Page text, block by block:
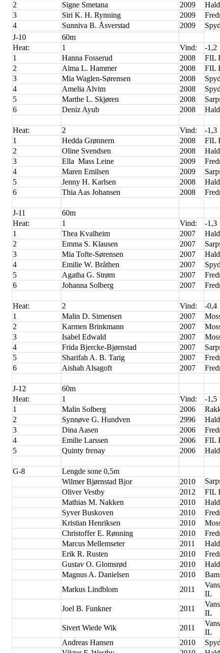
2
Signe Smetana 2009
3
Siri K. H. Rynning 2009
4
Sunniva B. Åsverstad 2009
J-10
60m
Heat:
1 Vind:
-1,2
1
Hanna Fosserud 2008
FIL
2
Alma L. Hammer 2008
FIL
3
Mia Waglen-Sørensen 2008
4
Amelia Alvim 2008
5
Marthe L. Skjøren 2008
6
Deniz Ayub 2008
Heat: 2 Vind:
-1,3
1
Hedda Grønnern 2008
FIL
2
Oline Svendsen 2008
3
Ella Mass Leine 2009
4
Maren Emilsen 2009
5
Jenny H. Karlsen 2008
6
Thia Aas Johansen 2008
J-11
60m
Heat:
1 Vind:
-1,3
1
Thea Kvalheim 2007
2
Emma S. Klausen 2007
3
Mia Tofte-Sørensen 2007
4
Emilie W. Bråthen 2007
5
Agatha G. Strøm 2007
6
Johanna Solberg 2007
Heat: 2 Vind:
-0,4
1
Malin D. Simensen 2007
2
Karmen Brinkmann 2007
3
Isabel Edwald 2007
4
Frida Bjercke-Bjørnstad 2007
5
Sharifah A. B. Tarig 2007
6
Aishah Alsagoft 2007
J-12
60m
Heat:
1 Vind:
-1,5
1
Malin Solberg 2006
2
Synnøve G. Hundven 2996
3
Dina Aasen 2006
4
Emilie Larssen 2006
FIL
5
Quinty frenay 2006
G-8
Lengde sone 0,5m
Wilmer Bjørnstad Bjor
2010
Oliver Vestby
2012
FIL
Mathias M. Nakken
2010
Syver Buskoven
2010
Kristian Henriksen
2010
Christoffer E. Rønning
2010
Marcus Mellemseter
2011
Erik R. Rusten
2010
Gustav O. Glomsrød
2010
Magnus A. Danielsen
2010
Markus Lindblom
2011
IL
Joel B. Funkner
2011
IL
Sivert Wiede Wik
2011
IL
Andreas Hansen
2010